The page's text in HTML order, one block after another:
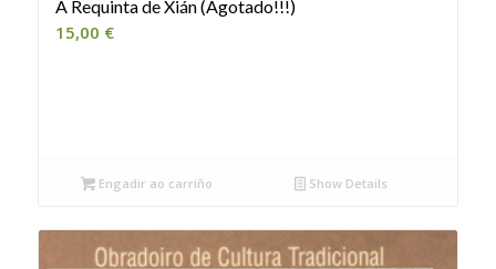
A Requinta de Xián (Agotado!!!)
15,00 €
Engadir ao carriño Show Details